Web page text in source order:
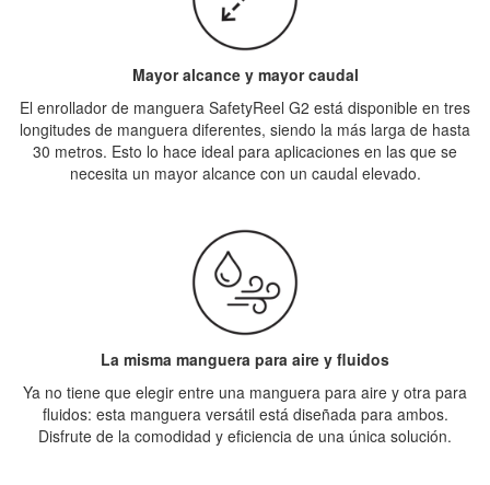
Mayor alcance y mayor caudal
El enrollador de manguera SafetyReel G2 está disponible en tres
longitudes de manguera diferentes, siendo la más larga de hasta
30 metros. Esto lo hace ideal para aplicaciones en las que se
necesita un mayor alcance con un caudal elevado.
La misma manguera para aire y fluidos
Ya no tiene que elegir entre una manguera para aire y otra para
fluidos: esta manguera versátil está diseñada para ambos.
Disfrute de la comodidad y eficiencia de una única solución.